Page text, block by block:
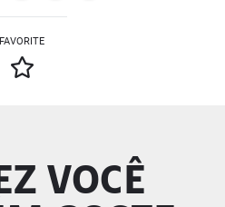
FAVORITE
VOCÊ